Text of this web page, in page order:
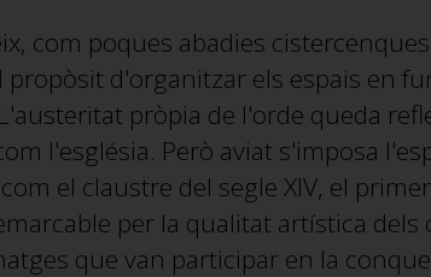
com poques abadies
d'organitzar els espais en
pròpia de l'orde queda
l'església. Però aviat s'imposa
el claustre del segle XIV, el
per la qualitat artística dels
que van participar en la